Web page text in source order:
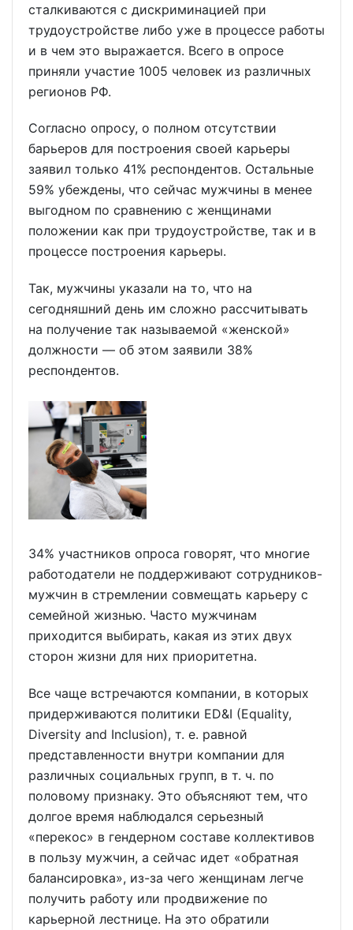
сталкиваются с дискриминацией при
трудоустройстве либо уже в процессе работы
и в чем это выражается. Всего в опросе
приняли участие 1005 человек из различных
регионов РФ.
Согласно опросу, о полном отсутствии
барьеров для построения своей карьеры
заявил только 41% респондентов. Остальные
59% убеждены, что сейчас мужчины в менее
выгодном по сравнению с женщинами
положении как при трудоустройстве, так и в
процессе построения карьеры.
Так, мужчины указали на то, что на
сегодняшний день им сложно рассчитывать
на получение так называемой «женской»
должности — об этом заявили 38%
респондентов.
34% участников опроса говорят, что многие
работодатели не поддерживают сотрудников-
мужчин в стремлении совмещать карьеру с
семейной жизнью. Часто мужчинам
приходится выбирать, какая из этих двух
сторон жизни для них приоритетна.
Все чаще встречаются компании, в которых
придерживаются политики ED&I (Equality,
Diversity and Inclusion), т. е. равной
представленности внутри компании для
различных социальных групп, в т. ч. по
половому признаку. Это объясняют тем, что
долгое время наблюдался серьезный
«перекос» в гендерном составе коллективов
в пользу мужчин, а сейчас идет «обратная
балансировка», из-за чего женщинам легче
получить работу или продвижение по
карьерной лестнице. На это обратили